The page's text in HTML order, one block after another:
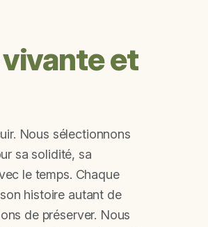
et
Nous sélectionnons
sa solidité, sa
le temps. Chaque
histoire autant de
de préserver. Nous